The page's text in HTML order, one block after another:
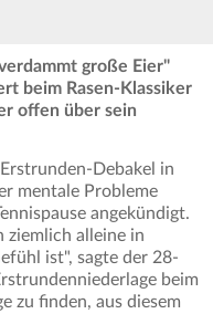
große Eier"
beim Rasen-Klassiker
offen über sein
Debakel in
mentale Probleme
angekündigt.
ziemlich alleine in
ist", sagte der 28-
beim
zu finden, aus diesem